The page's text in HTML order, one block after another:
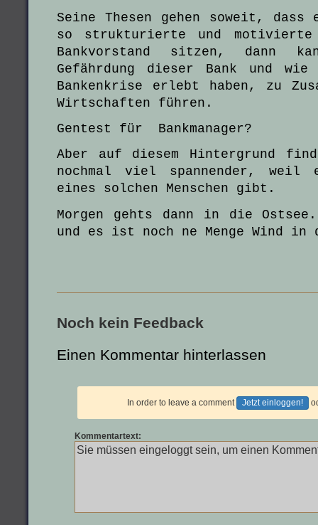
Seine Thesen gehen soweit,
so strukturierte und motivierte
Bankvorstand sitzen, dann
Gefährdung dieser Bank und
Bankenkrise erlebt haben, zu
Wirtschaften führen.
Gentest für Bankmanager?
Aber auf diesem Hintergrund
nochmal viel spannender, weil
eines solchen Menschen gibt.
Morgen gehts dann in die
und es ist noch ne Menge Wind
Noch kein Feedback
Einen Kommentar hinterlassen
In order to leave a comment Jetzt einloggen!
Kommentartext: